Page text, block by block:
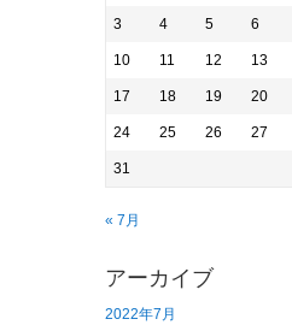
3 4 5 6
10 11 12 13
17 18 19 20
24 25 26 27
31
« 7月
アーカイブ
2022年7月